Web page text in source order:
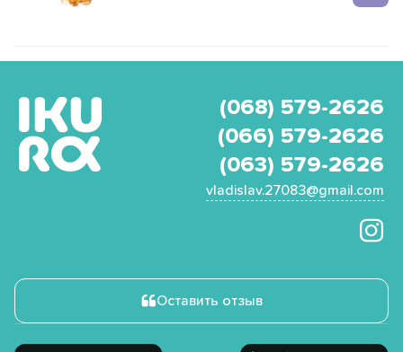
(068) 579-2626
(066) 579-2626
(063) 579-2626
vladislav.27083@gmail.com
Оставить отзыв